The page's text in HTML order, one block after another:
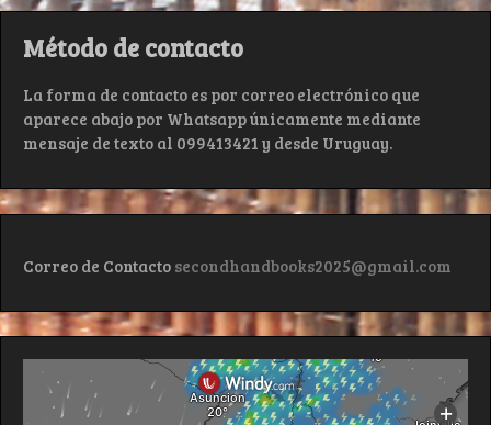
Método de contacto
La forma de contacto es por correo electrónico que
aparece abajo por Whatsapp únicamente mediante
mensaje de texto al 099413421 y desde Uruguay.
Correo de Contacto secondhandbooks2025@gmail.com